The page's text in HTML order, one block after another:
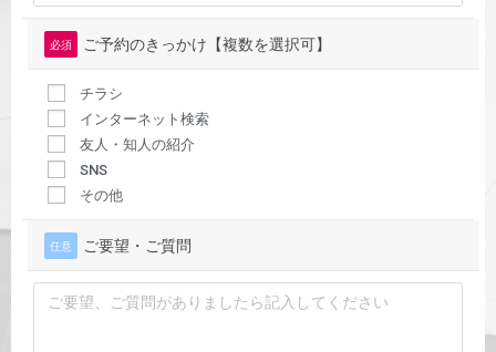
必須 ご予約のきっかけ【複数を選択可】
チラシ
インターネット検索
友人・知人の紹介
SNS
その他
任意 ご要望・ご質問